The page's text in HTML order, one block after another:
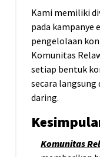
Kami memiliki
pada kampanye
pengelolaan
Komunitas
setiap bentuk
secara langsung
daring.
Komunitas